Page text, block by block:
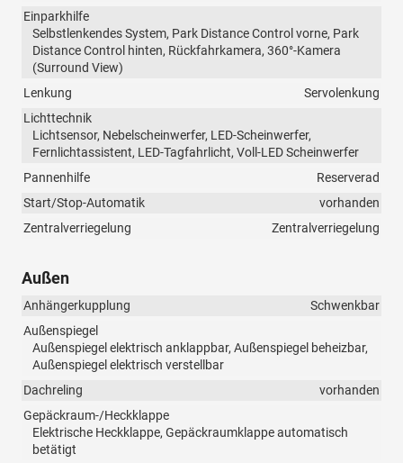
Einparkhilfe
Selbstlenkendes System, Park Distance Control vorne, Park
Distance Control hinten, Rückfahrkamera, 360°-Kamera
(Surround View)
Lenkung
Servolenkung
Lichttechnik
Lichtsensor, Nebelscheinwerfer, LED-Scheinwerfer,
Fernlichtassistent, LED-Tagfahrlicht, Voll-LED Scheinwerfer
Pannenhilfe
Reserverad
Start/Stop-Automatik
vorhanden
Zentralverriegelung
Zentralverriegelung
Außen
Anhängerkupplung
Schwenkbar
Außenspiegel
Außenspiegel elektrisch anklappbar, Außenspiegel beheizbar,
Außenspiegel elektrisch verstellbar
Dachreling
vorhanden
Gepäckraum-/Heckklappe
Elektrische Heckklappe, Gepäckraumklappe automatisch
betätigt